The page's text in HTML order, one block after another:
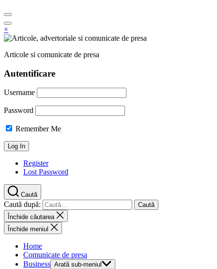
×
Articole si comunicate de presa
Autentificare
Username
Password
Remember Me
Register
Lost Password
Caută
Caută după:
Închide căutarea
Închide meniul
Home
Comunicate de presa
Business Arată sub-meniul